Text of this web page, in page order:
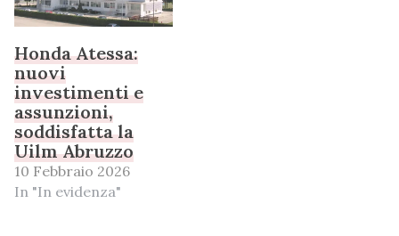
Honda Atessa:
nuovi
investimenti e
assunzioni,
soddisfatta la
Uilm Abruzzo
10 Febbraio 2026
In "In evidenza"